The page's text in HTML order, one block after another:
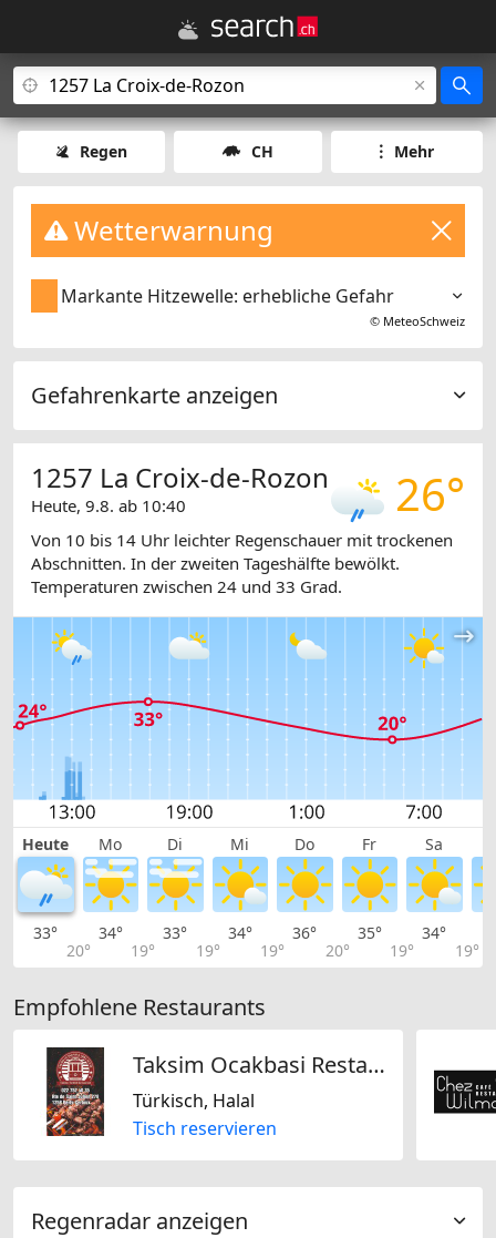
Regen CH Mehr
Wetterwarnung
Markante Hitzewelle: erhebliche Gefahr
© MeteoSchweiz
Gefahrenkarte anzeigen
26°
1257 La Croix-de-Rozon
Heute, 9.8. ab 10:40
Von 10 bis 14 Uhr leichter Regenschauer mit trockenen
Abschnitten. In der zweiten Tageshälfte bewölkt.
Temperaturen zwischen 24 und 33 Grad.
Heute Mo Di Mi Do Fr Sa
33°
20°
34°
19°
33°
19°
34°
19°
36°
20°
35°
19°
34°
19°
Empfohlene Restaurants
Taksim Ocakbasi Restaurant
Türkisch, Halal
Tisch reservieren
Regenradar anzeigen